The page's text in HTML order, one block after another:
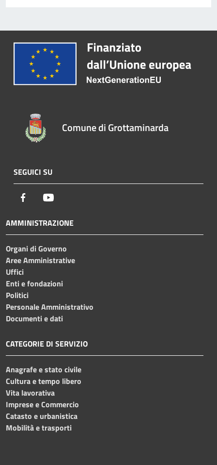
Comune di Grottaminarda
SEGUICI SU
Facebook
AMMINISTRAZIONE
Organi di Governo
Aree Amministrative
Uffici
Enti e fondazioni
Politici
Personale Amministrativo
Documenti e dati
CATEGORIE DI SERVIZIO
Anagrafe e stato civile
Cultura e tempo libero
Vita lavorativa
Imprese e Commercio
Catasto e urbanistica
Mobilità e trasporti